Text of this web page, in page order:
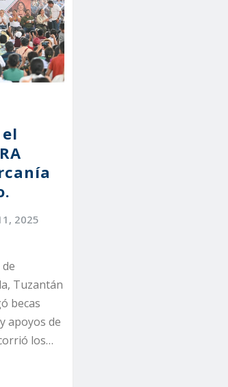
2025
Tuzantán
becas
apoyos de
los…